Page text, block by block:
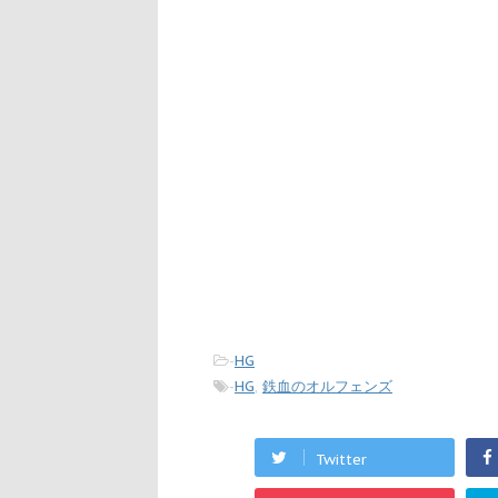
-HG
-HG, 鉄血のオルフェンズ
Twitter